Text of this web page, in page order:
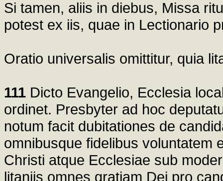
Si tamen, aliis in diebus, Missa
potest ex iis, quae in Lectionario
Oratio universalis omittitur, quia
111 Dicto Evangelio, Ecclesia
ordinet. Presbyter ad hoc
notum facit dubitationes de
omnibusque fidelibus voluntatem
Christi atque Ecclesiae sub
litaniis omnes gratiam Dei pro